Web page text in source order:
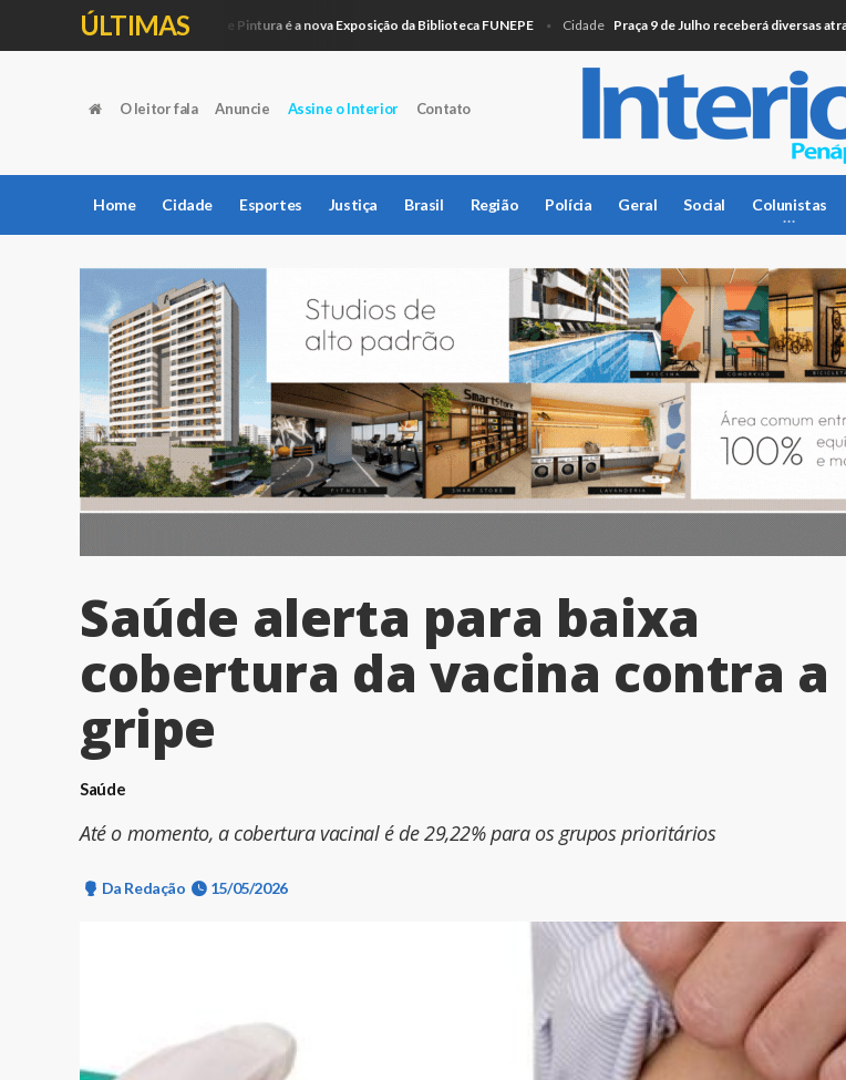
ÚLTIMAS
Educação Artesanato e Pintura é a nova Exposição da Biblioteca FUNEPE Cidade Praça 9 de Julho receberá diversas
O leitor fala Anuncie Assine o Interior Contato
Home Cidade Esportes Justiça Brasil Região Polícia Geral Social Colunistas
Saúde alerta para baixa
cobertura da vacina contra a
gripe
Saúde
Até o momento, a cobertura vacinal é de 29,22% para os grupos prioritários
Da Redação 15/05/2026